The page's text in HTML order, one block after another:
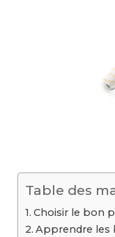
Table des
Choisir le bon
Apprendre les